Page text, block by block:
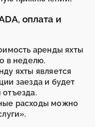
оплата и
аренды яхты
в неделю.
яхты является
заезда и будет
расходы можно